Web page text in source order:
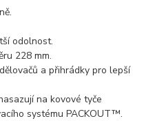
odolnost.
228 mm.
a přihrádky pro lepší
na kovové tyče
systému PACKOUT™.